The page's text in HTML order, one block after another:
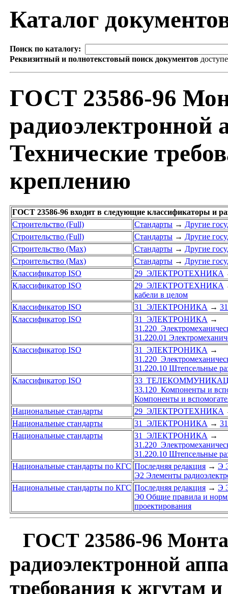
Каталог
Поиск по каталогу:
Реквизитный и полнотекстовый поиск документов
ГОСТ 23586-96
радиоэлектронной
Технические
креплению
ГОСТ 23586-96 входит в следующие классификаторы и
Строительство (Full)
Стандарты → Другие
Строительство (Full)
Стандарты → Другие
Строительство (Max)
Стандарты → Другие
Строительство (Max)
Стандарты → Другие
Классификатор ISO
29 ЭЛЕКТРОТЕХНИКА
Классификатор ISO
29 ЭЛЕКТРОТЕХНИКА
кабели в целом
Классификатор ISO
31 ЭЛЕКТРОНИКА →
Классификатор ISO
31 ЭЛЕКТРОНИКА →
31.220
31.220.01
Классификатор ISO
31 ЭЛЕКТРОНИКА →
31.220
31.220.10 Штепсельные
Классификатор ISO
33
33.120 Компоненты и
Компоненты и
Национальные стандарты
29 ЭЛЕКТРОТЕХНИКА
Национальные стандарты
31 ЭЛЕКТРОНИКА →
Национальные стандарты
31 ЭЛЕКТРОНИКА →
31.220
31.220.10 Штепсельные
Национальные стандарты по КГС Последняя редакция → Э
Э2 Элементы
Национальные стандарты по КГС Последняя редакция → Э
Э0 Общие правила и
проектирования
ГОСТ 23586-96
радиоэлектронной
требования к жгутам